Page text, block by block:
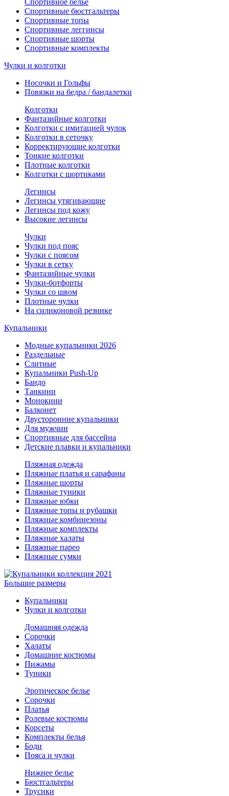
Спортивное белье
Спортивные бюстгальтеры
Спортивные топы
Спортивные леггинсы
Спортивные шорты
Спортивные комплекты
Чулки и колготки
Носочки и Гольфы
Повязки на бедра / бандалетки
Колготки
Фантазийные колготки
Колготки с имитацией чулок
Колготки в сеточку
Корректирующие колготки
Тонкие колготки
Плотные колготки
Колготки с шортиками
Легинсы
Легинсы утягивающие
Легинсы под кожу
Высокие легинсы
Чулки
Чулки под пояс
Чулки с поясом
Чулки в сетку
Фантазийные чулки
Чулки-ботфорты
Чулки со швом
Плотные чулки
На силиконовой резинке
Купальники
Модные купальники 2026
Раздельные
Слитные
Купальники Push-Up
Бандо
Танкини
Монокини
Балконет
Двусторонние купальники
Для мужчин
Спортивные для бассейна
Детские плавки и купальники
Пляжная одежда
Пляжные платья и сарафаны
Пляжные шорты
Пляжные туники
Пляжные юбки
Пляжные топы и рубашки
Пляжные комбинезоны
Пляжные комплекты
Пляжные халаты
Пляжные парео
Пляжные сумки
Большие размеры
Купальники
Чулки и колготки
Домашняя одежда
Сорочки
Халаты
Домашние костюмы
Пижамы
Туники
Эротическое белье
Сорочки
Платья
Ролевые костюмы
Корсеты
Комплекты белья
Боди
Пояса и чулки
Нижнее белье
Бюстгальтеры
Трусики